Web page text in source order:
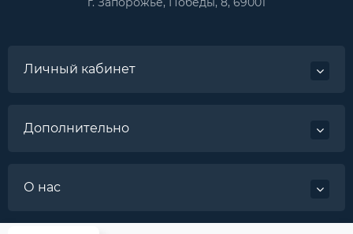
Личный кабинет
Дополнительно
О нас